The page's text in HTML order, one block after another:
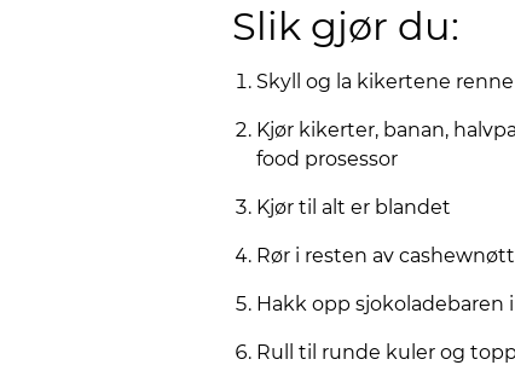
Slik gjør du:
Skyll og la kikertene
Kjør kikerter, banan,
food prosessor
Kjør til alt er blandet
Rør i resten av
Hakk opp sjokoladebaren
Rull til runde kuler og